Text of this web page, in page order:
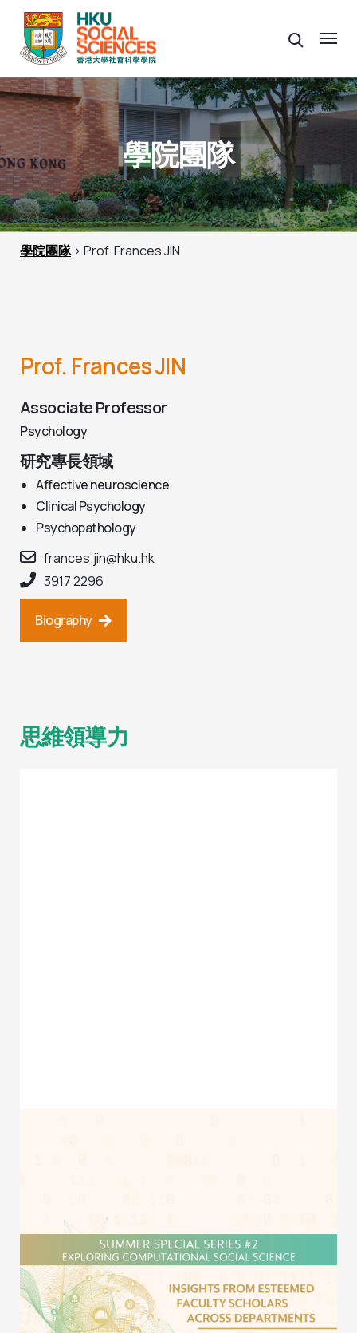
學院團隊
學院團隊> Prof. Frances JIN
Prof. Frances JIN
Associate Professor
Psychology
研究專長領域
Affective neuroscience
Clinical Psychology
Psychopathology
frances.jin@hku.hk
3917 2296
Biography
思維領導力